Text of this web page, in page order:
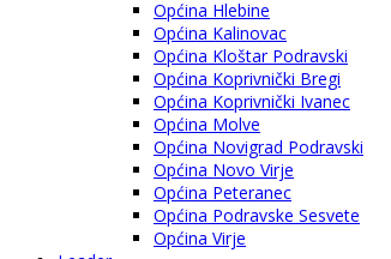
Općina Hlebine
Općina Kalinovac
Općina Kloštar Podravski
Općina Koprivnički Bregi
Općina Koprivnički Ivanec
Općina Molve
Općina Novigrad Podravski
Općina Novo Virje
Općina Peteranec
Općina Podravske Sesvete
Općina Virje